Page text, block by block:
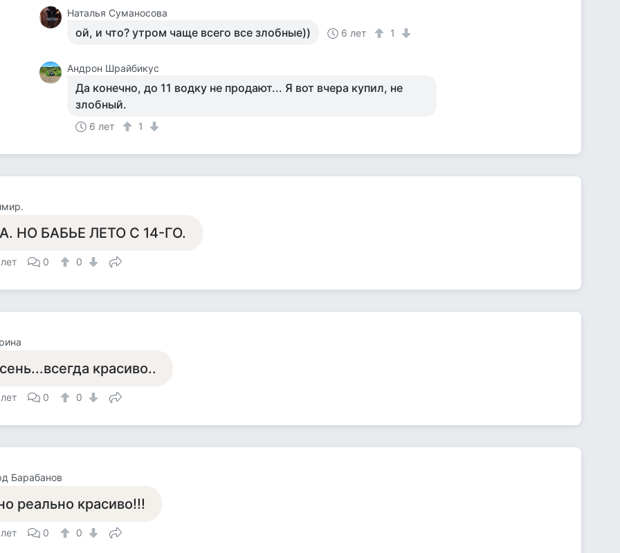
Наталья Суманосова
ой, и что? утром чаще всего все злобные)) 6 лет 1
Андрон Шрайбикус
Да конечно, до 11 водку не продают... Я вот вчера купил, не
злобный.
6 лет 1
НО БАБЬЕ ЛЕТО С 14-ГО.
0 0
красиво..
0 0
Барабанов
реально красиво!!!
0 0